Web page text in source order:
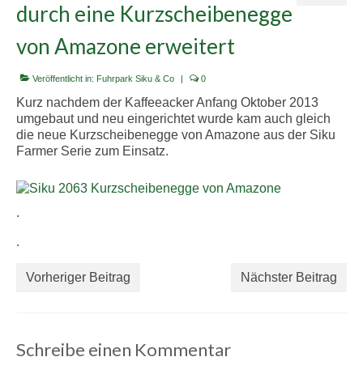
durch eine Kurzscheibenegge
von Amazone erweitert
Veröffentlicht in: Fuhrpark Siku & Co | 0
Kurz nachdem der Kaffeeacker Anfang Oktober 2013
umgebaut und neu eingerichtet wurde kam auch gleich
die neue Kurzscheibenegge von Amazone aus der Siku
Farmer Serie zum Einsatz.
.
.
Vorheriger Beitrag Nächster Beitrag
Schreibe einen Kommentar